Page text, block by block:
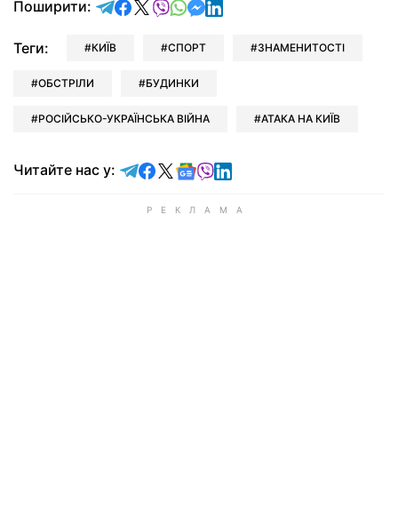
Поширити: відправити у Telegram
поділитись у Facebook
поділитись у X
відправити у Viber
відправити у Whatsapp
відправити у Messenger
Теги: КИЇВ СПОРТ ЗНАМЕНИТОСТІ
ОБСТРІЛИ БУДИНКИ
РОСІЙСЬКО-УКРАЇНСЬКА ВІЙНА АТАКА НА КИЇВ
Читайте нас у: Читайте у Telegram
Читайте у Facebook
Читайте у X
Читайте у Google news
Читайте у Viber
Читайте у LinkedIn